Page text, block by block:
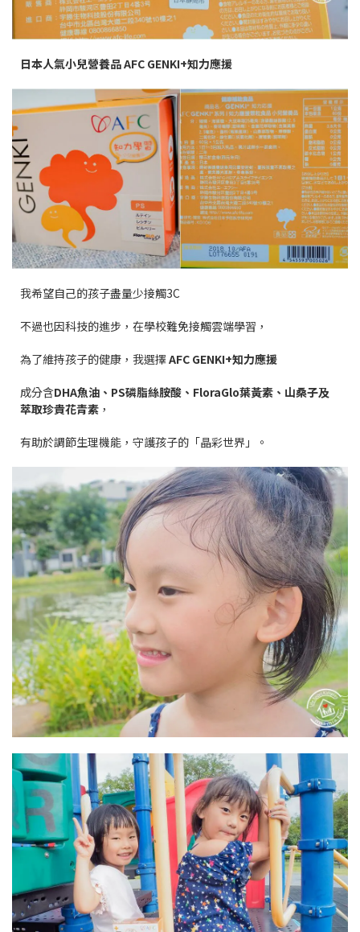
日本人氣小兒營養品AFC GENKI+知力應援
我希望自己的孩子盡量少接觸3C
不過也因科技的進步，在學校難免接觸雲端學習，
為了維持孩子的健康，我選擇AFC GENKI+知力應援
成分含DHA魚油、 PS磷脂絲胺酸、 FloraGlo葉黃素、山桑子及
萃取珍貴花青素 ，
有助於調節生理機能，守護孩子的「晶彩世界」。